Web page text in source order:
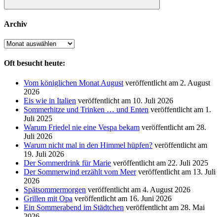
Suchen
Archiv
Archiv
Oft besucht heute:
Vom königlichen Monat August veröffentlicht am 2. August
2026
Eis wie in Italien veröffentlicht am 10. Juli 2026
Sommerhitze und Trinken … und Enten veröffentlicht am 1.
Juli 2025
Warum Friedel nie eine Vespa bekam veröffentlicht am 28.
Juli 2026
Warum nicht mal in den Himmel hüpfen? veröffentlicht am
19. Juli 2026
Der Sommerdrink für Marie veröffentlicht am 22. Juli 2025
Der Sommerwind erzählt vom Meer veröffentlicht am 13. Juli
2026
Spätsommermorgen veröffentlicht am 4. August 2026
Grillen mit Opa veröffentlicht am 16. Juni 2026
Ein Sommerabend im Städtchen veröffentlicht am 28. Mai